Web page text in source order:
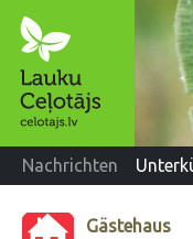
Nachrichten
Gästehaus